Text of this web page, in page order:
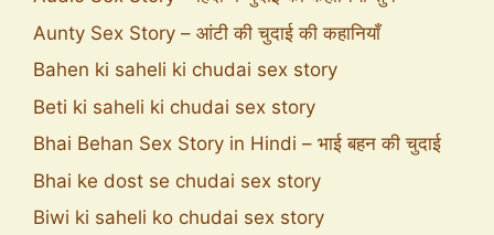
Aunty Sex Story – आंटी की चुदाई की कहानियाँ
Bahen ki saheli ki chudai sex story
Beti ki saheli ki chudai sex story
Bhai Behan Sex Story in Hindi – भाई बहन की चुदाई
Bhai ke dost se chudai sex story
Biwi ki saheli ko chudai sex story